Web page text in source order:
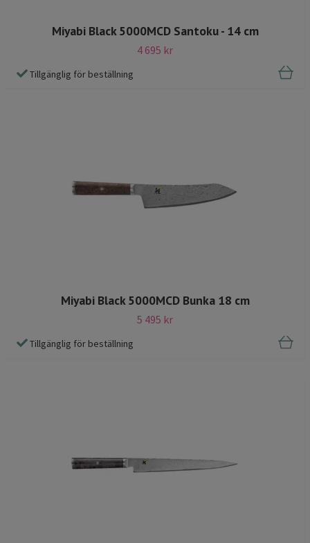
Miyabi Black 5000MCD Santoku - 14 cm
4 695 kr
Tillgänglig för beställning
Miyabi Black 5000MCD Bunka 18 cm
5 495 kr
Tillgänglig för beställning